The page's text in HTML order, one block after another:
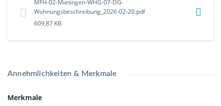
Standard profitieren Sie von steuerlich hohen
Abschreibungsmöglichkeiten von 10 % über 6 Jahre,
verbilligten Finanzierungskonditionen und nachhaltig
niedrigen Energiekosten. Die Investition in ein KfW-
2027/2028
MFH-02-Mietingen-WHG-07-DG-
Wohnungsbeschreibung_2026-02-20.pdf
609,87 KB
Annehmlichkeiten & Merkmale
Merkmale